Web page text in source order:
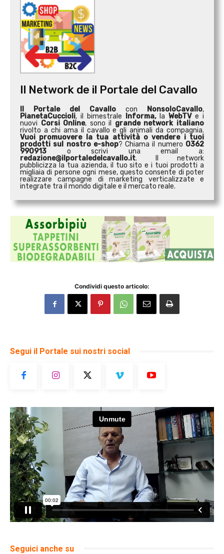
Il Network de il Portale del Cavallo
Il Portale del Cavallo con NonsoloCavallo,
PianetaCuccioli, il bimestrale Informa,laWebTVe i
nuovi Corsi Online, sono il grande network italiano
rivolto a chi ama il cavallo e gli animali da compagnia.
Vuoi promuovere la tua attività ovendere i tuoi
prodotti sul nostro e-shop? Chiama il numero 0362
990913 o scrivi una email a:
redazione@ilportaledelcavallo.it. Il network
pubblicizza la tua azienda, il tuo sito e i tuoi prodotti a
migliaia di persone ogni mese, questo consente di poter
realizzare campagne di marketing verticalizzate e
integrate tra il mondo digitale e il mercato reale.
Condividi questo articolo:
Segui il Portale sui nostri social
Seguici anche su